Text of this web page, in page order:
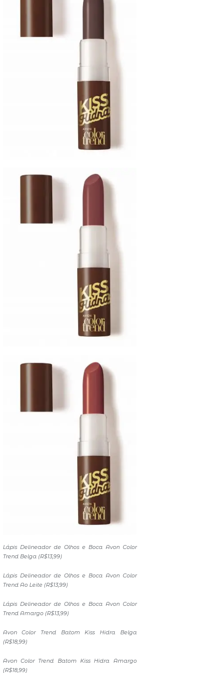
Lápis Delineador de Olhos e Boca Avon Color
Trend Belga (R$13,99)
Lápis Delineador de Olhos e Boca Avon Color
Trend Ao Leite (R$13,99)
Lápis Delineador de Olhos e Boca Avon Color
Trend Amargo (R$13,99)
Avon Color Trend Batom Kiss Hidra Belga
(R$18,99)
Avon Color Trend Batom Kiss Hidra Amargo
(R$18,99)